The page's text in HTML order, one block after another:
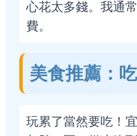
心花太多錢。我通
費。
美食推薦：
玩累了當然要吃！